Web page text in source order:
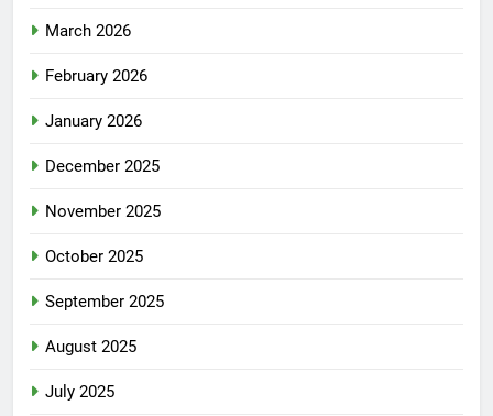
March 2026
February 2026
January 2026
December 2025
November 2025
October 2025
September 2025
August 2025
July 2025